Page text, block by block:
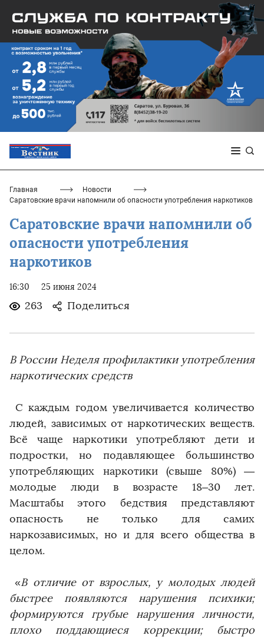
Главная
Новости
Саратовские врачи напомнили об опасности употребления наркотиков
Саратовские врачи напомнили об
опасности употребления
наркотиков
16:30 25 июня 2024
263 Поделиться
В России Неделя профилактики употребления
наркотических средств
С каждым годом увеличивается количество
людей, зависимых от наркотических веществ.
Всё чаще наркотики употребляют дети и
подростки, но подавляющее большинство
употребляющих наркотики (свыше 80%) —
молодые люди в возрасте 18–30 лет.
Масштабы этого бедствия представляют
опасность не только для самих
наркозависимых, но и для всего общества в
целом.
«В отличие от взрослых, у молодых людей
быстрее появляются нарушения психики;
формируются грубые нарушения личности,
плохо поддающиеся коррекции; быстро